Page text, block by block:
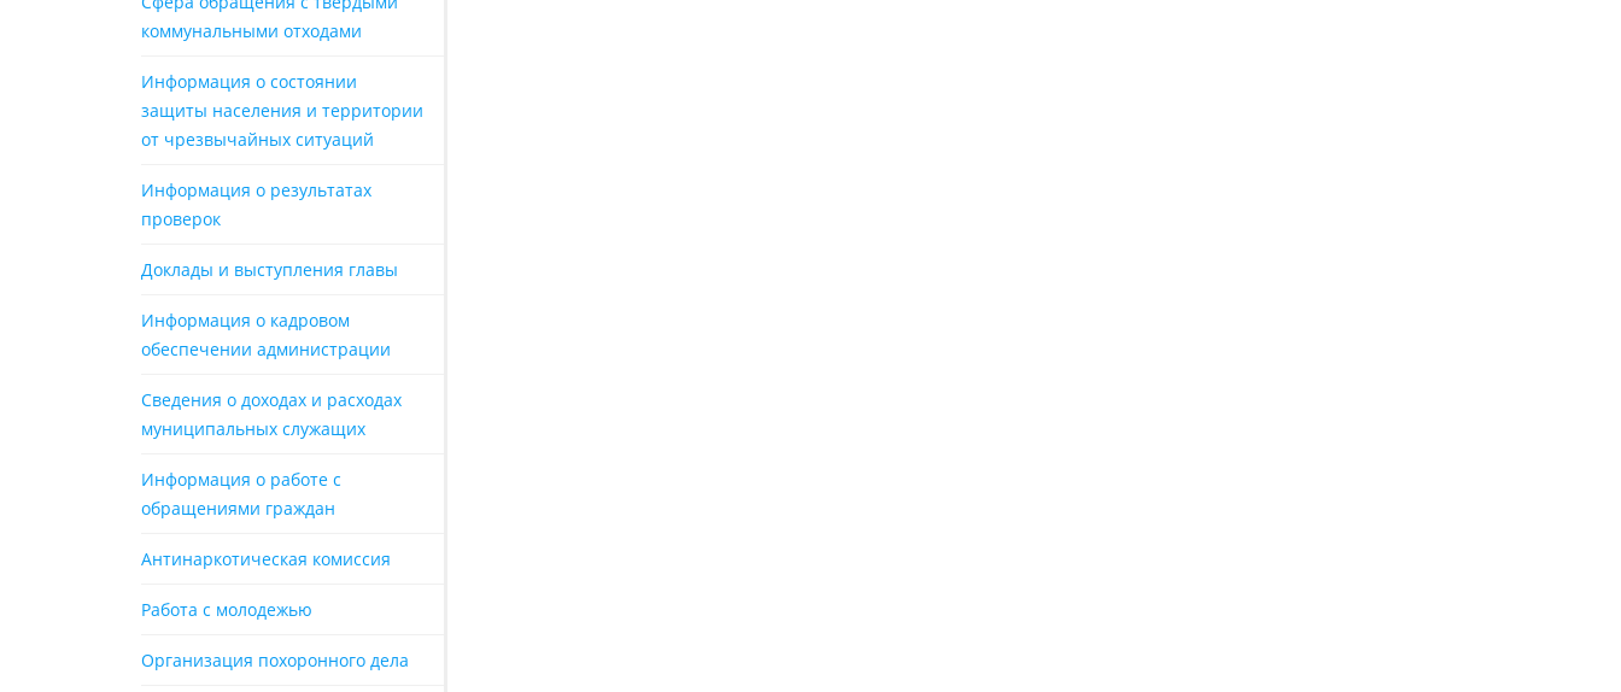
коммунальными отходами
Информация о состоянии
защиты населения и территории
от чрезвычайных ситуаций
Информация о результатах
проверок
Доклады и выступления главы
Информация о кадровом
обеспечении администрации
Сведения о доходах и расходах
муниципальных служащих
Информация о работе с
обращениями граждан
Антинаркотическая комиссия
Работа с молодежью
Организация похоронного дела